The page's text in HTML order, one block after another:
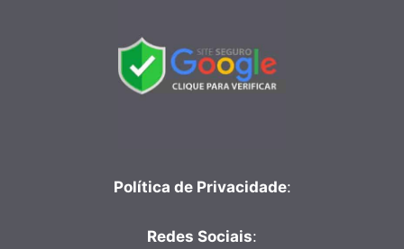
Política de Privacidade:
Redes Sociais: